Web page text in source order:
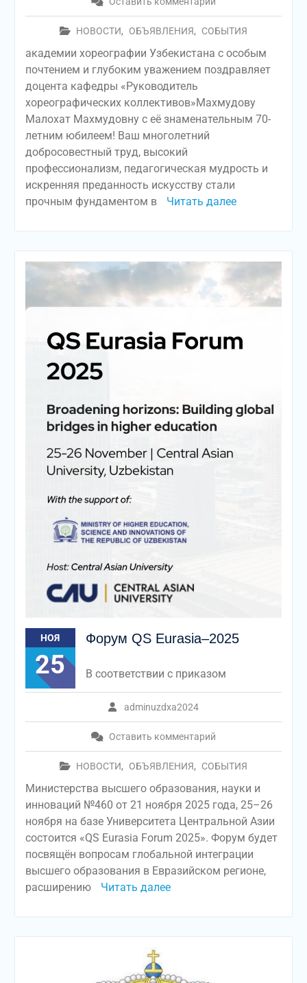
НОВОСТИ, ОБЪЯВЛЕНИЯ, СОБЫТИЯ
академии хореографии Узбекистана с особым
почтением и глубоким уважением поздравляет
доцента кафедры «Руководитель
хореографических коллективов»Махмудову
Малохат Махмудовну с её знаменательным 70-
летним юбилеем! Ваш многолетний
добросовестный труд, высокий
профессионализм, педагогическая мудрость и
искренняя преданность искусству стали
прочным фундаментом в
Читать далее
НОЯ
25
Форум QS Eurasia–2025
adminuzdxa2024
Оставить комментарий
НОВОСТИ, ОБЪЯВЛЕНИЯ, СОБЫТИЯ
В соответствии с приказом
Министерства высшего образования, науки и
инноваций №460 от 21 ноября 2025 года, 25–26
ноября на базе Университета Центральной Азии
состоится «QS Eurasia Forum 2025». Форум будет
посвящён вопросам глобальной интеграции
высшего образования в Евразийском регионе,
расширению
Читать далее